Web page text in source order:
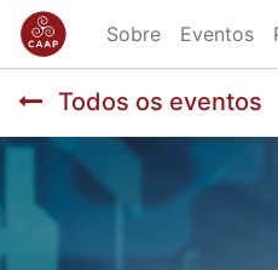
Sobre Eventos
Todos os eventos